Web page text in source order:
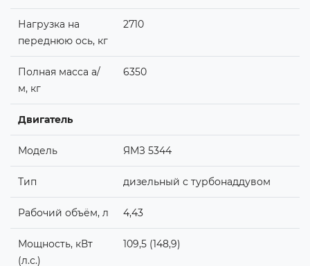
Нагрузка на
переднюю ось, кг
2710
Полная масcа а/
м, кг
6350
Двигатель
Модель ЯМЗ 5344
Тип дизельный с турбонаддувом
Рабочий объём, л 4,43
Мощность, кВт
(л.с.)
109,5 (148,9)